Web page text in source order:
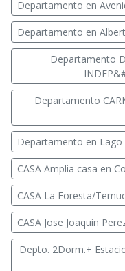
Departamento en
Departamento en
Departamento
Departamento
Departamento en Lago
CASA Amplia casa en
CASA La Foresta/
CASA Jose Joaquin
Depto. 2Dorm.+